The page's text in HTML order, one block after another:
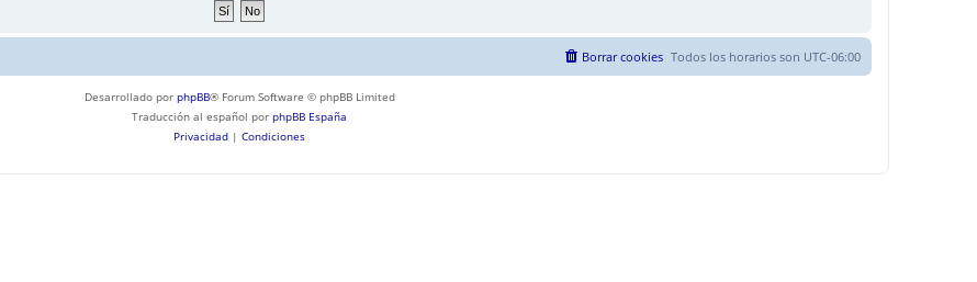
Todos los horarios son UTC-06:00
Borrar cookies
Desarrollado por phpBB® Forum Software © phpBB Limited
Traducción al español por phpBB España
Privacidad | Condiciones